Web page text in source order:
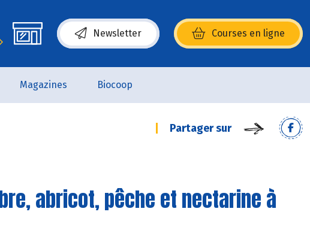
Newsletter Courses en ligne
(s’ouvre dans une nouvelle fenêtre)
Magazines Biocoop
Partager sur
abricot, pêche et nectarine à